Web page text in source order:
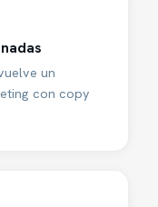
un
con copy